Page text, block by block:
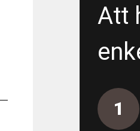
1165-12-13 - E05 Korsvägen -Att
1